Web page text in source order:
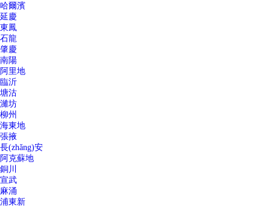
哈爾濱
延慶
東鳳
石龍
肇慶
南陽
阿里地
臨沂
塘沽
濰坊
柳州
海東地
張掖
長(zhǎng)安
阿克蘇地
銅川
宣武
麻涌
浦東新